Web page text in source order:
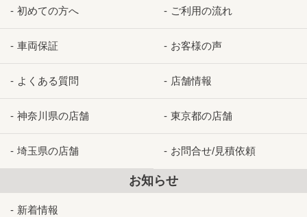
初めての方へ ご利用の流れ
車両保証 お客様の声
よくある質問 店舗情報
神奈川県の店舗 東京都の店舗
埼玉県の店舗 お問合せ/見積依頼
お知らせ
新着情報